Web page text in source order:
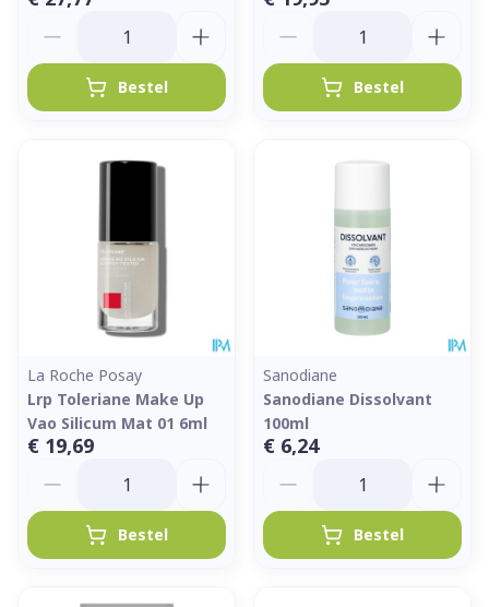
Bestel Bestel
La Roche Posay
Lrp Toleriane Make Up
Vao Silicum Mat 01 6ml
€ 19,69
Bestel
Sanodiane
Sanodiane Dissolvant
100ml
€ 6,24
Bestel